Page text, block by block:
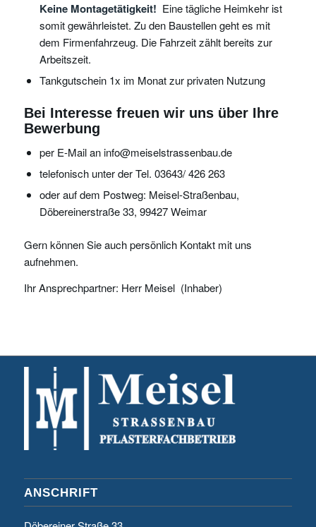
Keine Montagetätigkeit! Eine tägliche Heimkehr ist
somit gewährleistet. Zu den Baustellen geht es mit
dem Firmenfahrzeug. Die Fahrzeit zählt bereits zur
Arbeitszeit.
Tankgutschein 1x im Monat zur privaten Nutzung
Bei Interesse freuen wir uns über Ihre
Bewerbung
per E-Mail an info@meiselstrassenbau.de
telefonisch unter der Tel. 03643/ 426 263
oder auf dem Postweg: Meisel-Straßenbau,
Döbereinerstraße 33, 99427 Weimar
Gern können Sie auch persönlich Kontakt mit uns
aufnehmen.
Ihr Ansprechpartner: Herr Meisel (Inhaber)
ANSCHRIFT